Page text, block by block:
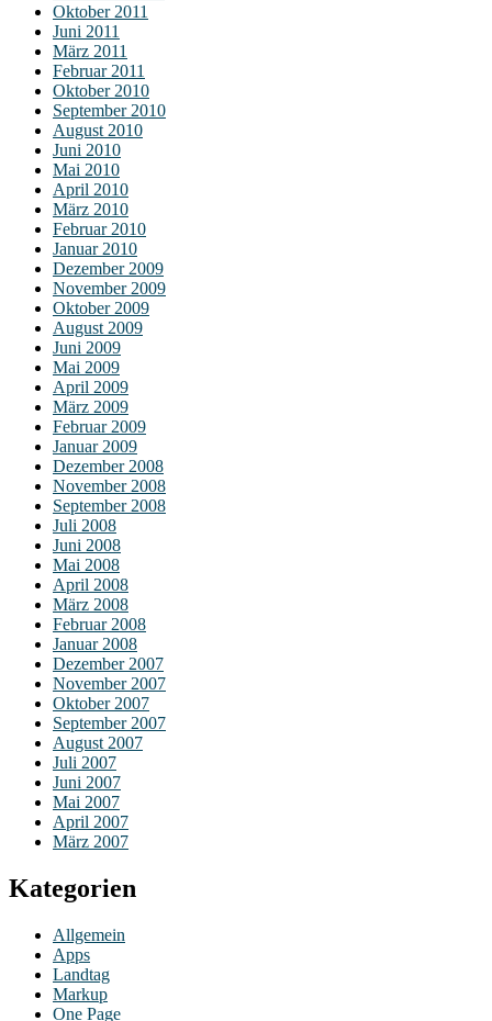
Oktober 2011
Juni 2011
März 2011
Februar 2011
Oktober 2010
September 2010
August 2010
Juni 2010
Mai 2010
April 2010
März 2010
Februar 2010
Januar 2010
Dezember 2009
November 2009
Oktober 2009
August 2009
Juni 2009
Mai 2009
April 2009
März 2009
Februar 2009
Januar 2009
Dezember 2008
November 2008
September 2008
Juli 2008
Juni 2008
Mai 2008
April 2008
März 2008
Februar 2008
Januar 2008
Dezember 2007
November 2007
Oktober 2007
September 2007
August 2007
Juli 2007
Juni 2007
Mai 2007
April 2007
März 2007
Kategorien
Allgemein
Apps
Landtag
Markup
One Page